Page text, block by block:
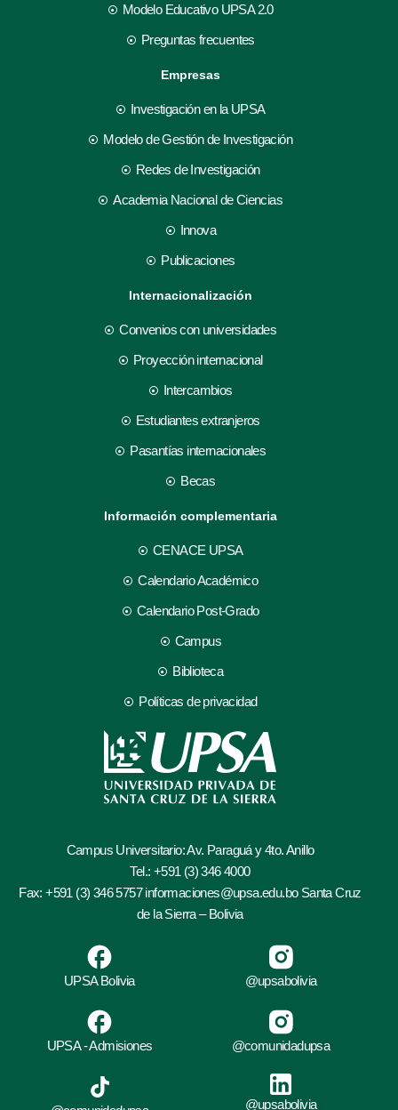
Modelo Educativo UPSA 2.0
Preguntas frecuentes
Empresas
Investigación en la UPSA
Modelo de Gestión de Investigación
Redes de Investigación
Academia Nacional de Ciencias
Innova
Publicaciones
Internacionalización
Convenios con universidades
Proyección internacional
Intercambios
Estudiantes extranjeros
Pasantías internacionales
Becas
Información complementaria
CENACE UPSA
Calendario Académico
Calendario Post-Grado
Campus
Biblioteca
Políticas de privacidad
Campus Universitario: Av. Paraguá y 4to. Anillo
Tel.: +591 (3) 346 4000
Fax: +591 (3) 346 5757 informaciones@upsa.edu.bo Santa Cruz
de la Sierra – Bolivia
UPSA Bolivia
UPSA - Admisiones
@upsabolivia
@comunidadupsa
@upsabolivia